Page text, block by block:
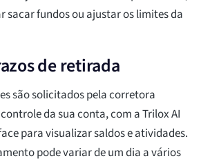
sacar fundos ou ajustar os limites da
de retirada
são solicitados pela corretora
da sua conta, com a Trilox AI
para visualizar saldos e atividades.
pode variar de um dia a vários